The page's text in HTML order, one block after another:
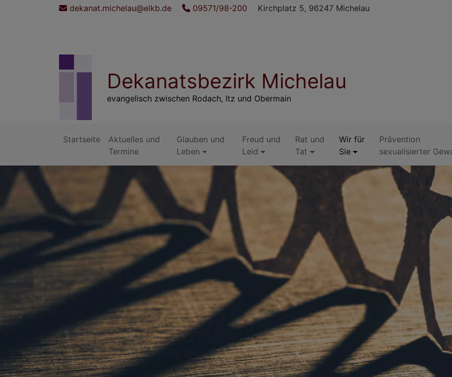
dekanat.michelau@elkb.de 09571/98-200 Kirchplatz 5, 96247 Michelau
Dekanatsbezirk Michelau
evangelisch zwischen Rodach, Itz und Obermain
Hauptnavigation
Startseite
Aktuelles und
Termine
Glauben und
Leben
Freud und
Leid
Rat und
Tat
Wir für
Sie
Prävention
sexualisierter